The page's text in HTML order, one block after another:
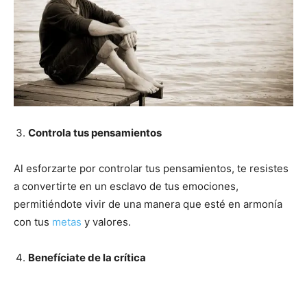
Controla tus pensamientos
Al esforzarte por controlar tus pensamientos, te resistes
a convertirte en un esclavo de tus emociones,
permitiéndote vivir de una manera que esté en armonía
con tus metas y valores.
Benefíciate de la crítica